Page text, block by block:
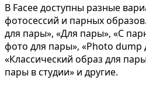
В Facee доступны разные
фотосессий и парных
для пары», «Для пары», «С
фото для пары», «Photo dump
«Классический образ для
пары в студии» и другие.